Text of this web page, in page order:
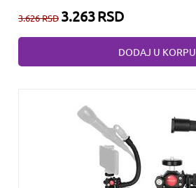
3.626RSD 3.263RSD
DODAJ U KORPU